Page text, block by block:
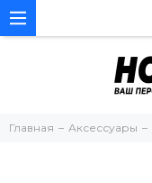
Главная Аксессуары